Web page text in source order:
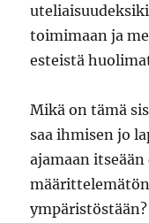
toimimaan ja
esteistä
Mikä on tämä
saa ihmisen jo
ajamaan